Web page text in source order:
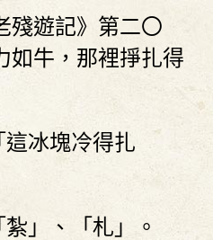
遊記》第二〇
如牛，那裡掙扎得
冰塊冷得扎
」、「札」。